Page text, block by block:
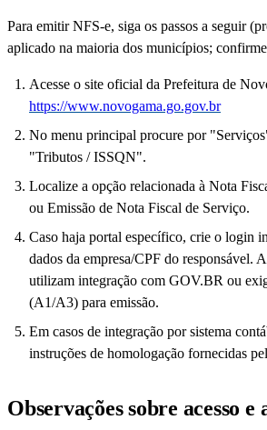
Para emitir NFS-e, siga os passos a seguir
aplicado na maioria dos municípios;
Acesse o site oficial da Prefeitura de
https://www.novogama.go.gov.br
No menu principal procure por
"Tributos / ISSQN".
Localize a opção relacionada à Nota
ou Emissão de Nota Fiscal de Serviço.
Caso haja portal específico, crie o login
dados da empresa/CPF do responsável.
utilizam integração com GOV.BR ou
(A1/A3) para emissão.
Em casos de integração por sistema
instruções de homologação fornecidas
Observações sobre acesso e